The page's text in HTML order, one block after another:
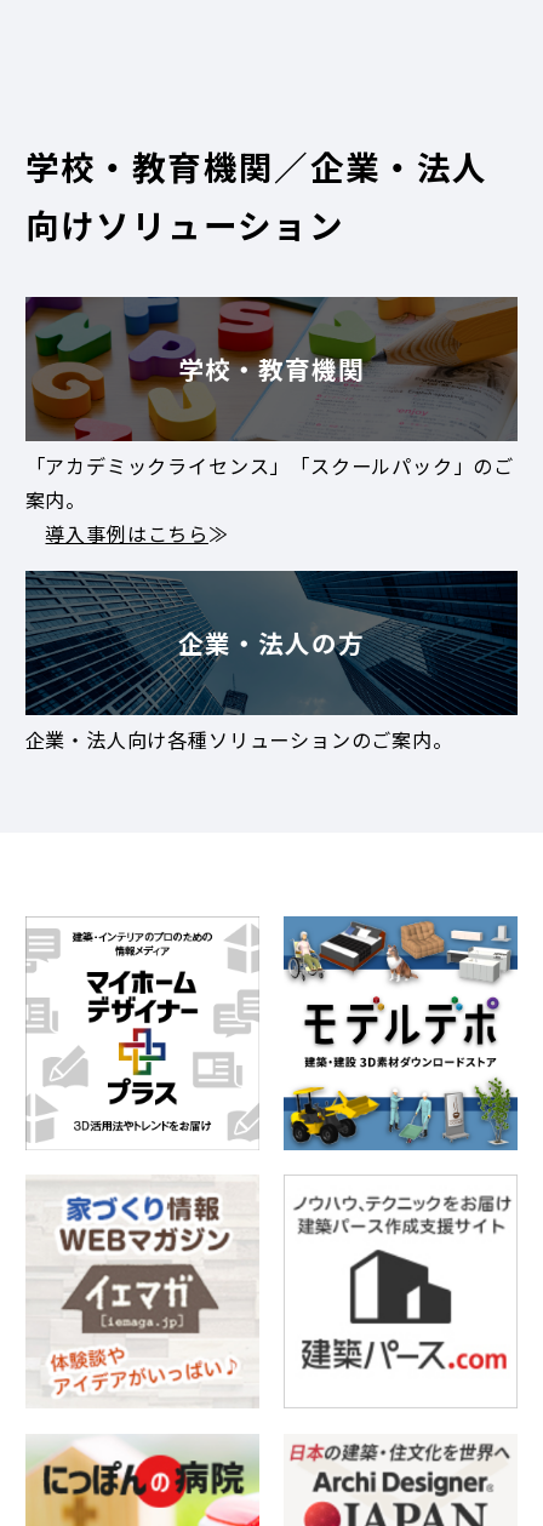
学校・教育機関／企業・法人
向けソリューション
学校・教育機関
「アカデミックライセンス」「スクールパック」のご
案内。
導入事例はこちら≫
企業・法人の方
企業・法人向け各種ソリューションのご案内。